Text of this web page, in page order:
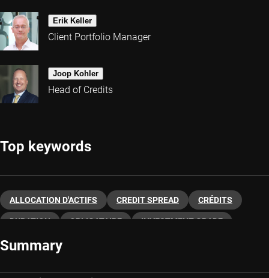
Erik Keller
Client Portfolio Manager
Joop Kohler
Head of Credits
Top keywords
ALLOCATION D'ACTIFS CREDIT SPREAD CRÉDITS
DURATION OBLIGATAIRE INVESTMENT GRADE
HIGH YIELD
Summary